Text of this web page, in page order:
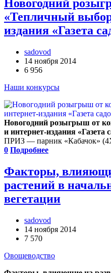
Новогодний
«Тепличный
издания «Газета
sadovod
14 ноября 2014
6 956
Наши конкурсы
Новогодний розыгрыш от
и интернет-издания «Газета
ПРИЗ — парник «Кабачок»
0 Подробнее
Факторы,
растений в
вегетации
sadovod
14 ноября 2014
7 570
Овощеводство